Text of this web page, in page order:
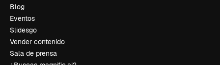
Blog
Eventos
Slidesgo
Vender contenido
Sala de prensa